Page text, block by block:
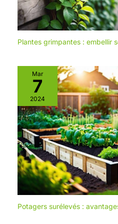
Plantes grimpantes : embellir
Mar
7
2024
Potagers surélevés :